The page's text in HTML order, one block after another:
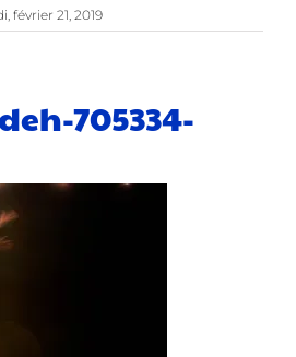
février 21, 2019
705334-